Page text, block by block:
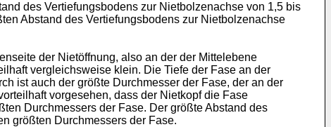
des Vertiefungsbodens zur Nietbolzenachse von 1,5 bis
Abstand des Vertiefungsbodens zur Nietbolzenachse
der Nietöffnung, also an der der Mittelebene
vergleichsweise klein. Die Tiefe der Fase an der
ist auch der größte Durchmesser der Fase, der an der
vorgesehen, dass der Nietkopf die Fase
Durchmessers der Fase. Der größte Abstand des
größten Durchmessers der Fase.